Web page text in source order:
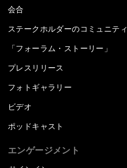
会合
ステークホルダーのコミュニティ
「フォーラム・ストーリー」
プレスリリース
フォトギャラリー
ビデオ
ポッドキャスト
エンゲージメント